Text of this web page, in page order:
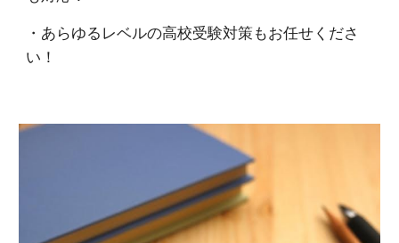
・あらゆるレベルの高校受験対策もお任せくださ
い！